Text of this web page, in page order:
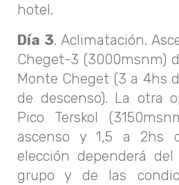
hotel.
Día 3. Aclimatación.
Cheget-3 (3000msnm)
Monte Cheget (3 a 4hs
de descenso). La otra
Pico Terskol
ascenso y 1,5 a 2hs
elección dependerá
grupo y de las